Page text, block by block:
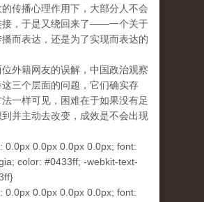
传播心理作用下，大部分人不会
接，于是又绕回来了——一个关于
而表达，还是为了实现而表达的
外籍网友的误解，中国政治观察
三个层面的问题，它们确实存
一样可见，困难在于如果没有足
并主动去改变，成效是不会出现
0.0px 0.0px 0.0px 0.0px; font:
color: #0433ff; -webkit-text-
0.0px 0.0px 0.0px 0.0px; font: